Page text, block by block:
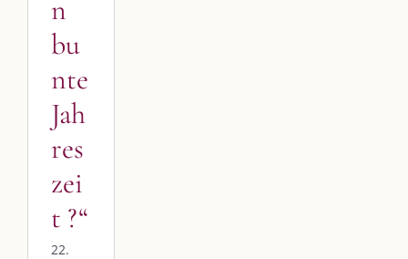
n
bu
nte
Jah
res
zei
t ?“
22.